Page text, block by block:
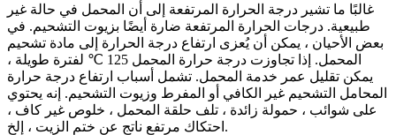
غالبًا ما تشير درجة الحرارة المرتفعة إلى أن المحمل في حالة غير
طبيعية. درجات الحرارة المرتفعة ضارة أيضًا بزيوت التشحيم. في
بعض الأحيان ، يمكن أن يُعزى ارتفاع درجة الحرارة إلى مادة تشحيم
المحمل. إذا تجاوزت درجة حرارة المحمل 125 ℃ لفترة طويلة ،
يمكن تقليل عمر خدمة المحمل. تشمل أسباب ارتفاع درجة حرارة
المحامل التشحيم غير الكافي أو المفرط وزيوت التشحيم. إنه يحتوي
على شوائب ، حمولة زائدة ، تلف حلقة المحمل ، خلوص غير كاف ،
احتكاك مرتفع ناتج عن ختم الزيت ، إلخ.